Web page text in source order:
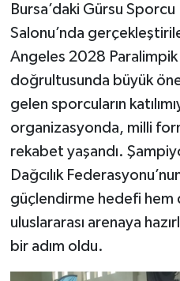
Bursa’daki Gürsu Sporcu
Salonu’nda
Angeles 2028
doğrultusunda büyük
gelen sporcuların
organizasyonda, milli
rekabet yaşandı.
Dağcılık
güçlendirme hedefi hem
uluslararası arenaya
bir adım oldu.